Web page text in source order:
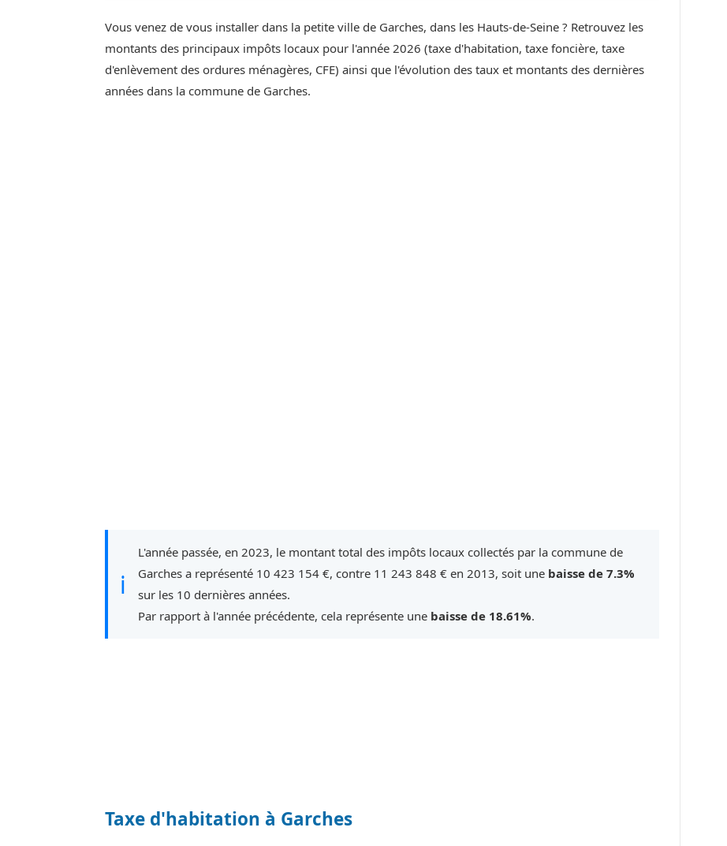
Vous venez de vous installer dans la petite ville de Garches, dans les Hauts-de-Seine ? Retrouvez les
montants des principaux impôts locaux pour l'année 2026 (taxe d'habitation, taxe foncière, taxe
d'enlèvement des ordures ménagères, CFE) ainsi que l'évolution des taux et montants des dernières
années dans la commune de Garches.
ℹ
L'année passée, en 2023, le montant total des impôts locaux collectés par la commune de
Garches a représenté 10 423 154 €, contre 11 243 848 € en 2013, soit une baisse de 7.3%
sur les 10 dernières années.
Par rapport à l'année précédente, cela représente une baisse de 18.61%.
Taxe d'habitation à Garches